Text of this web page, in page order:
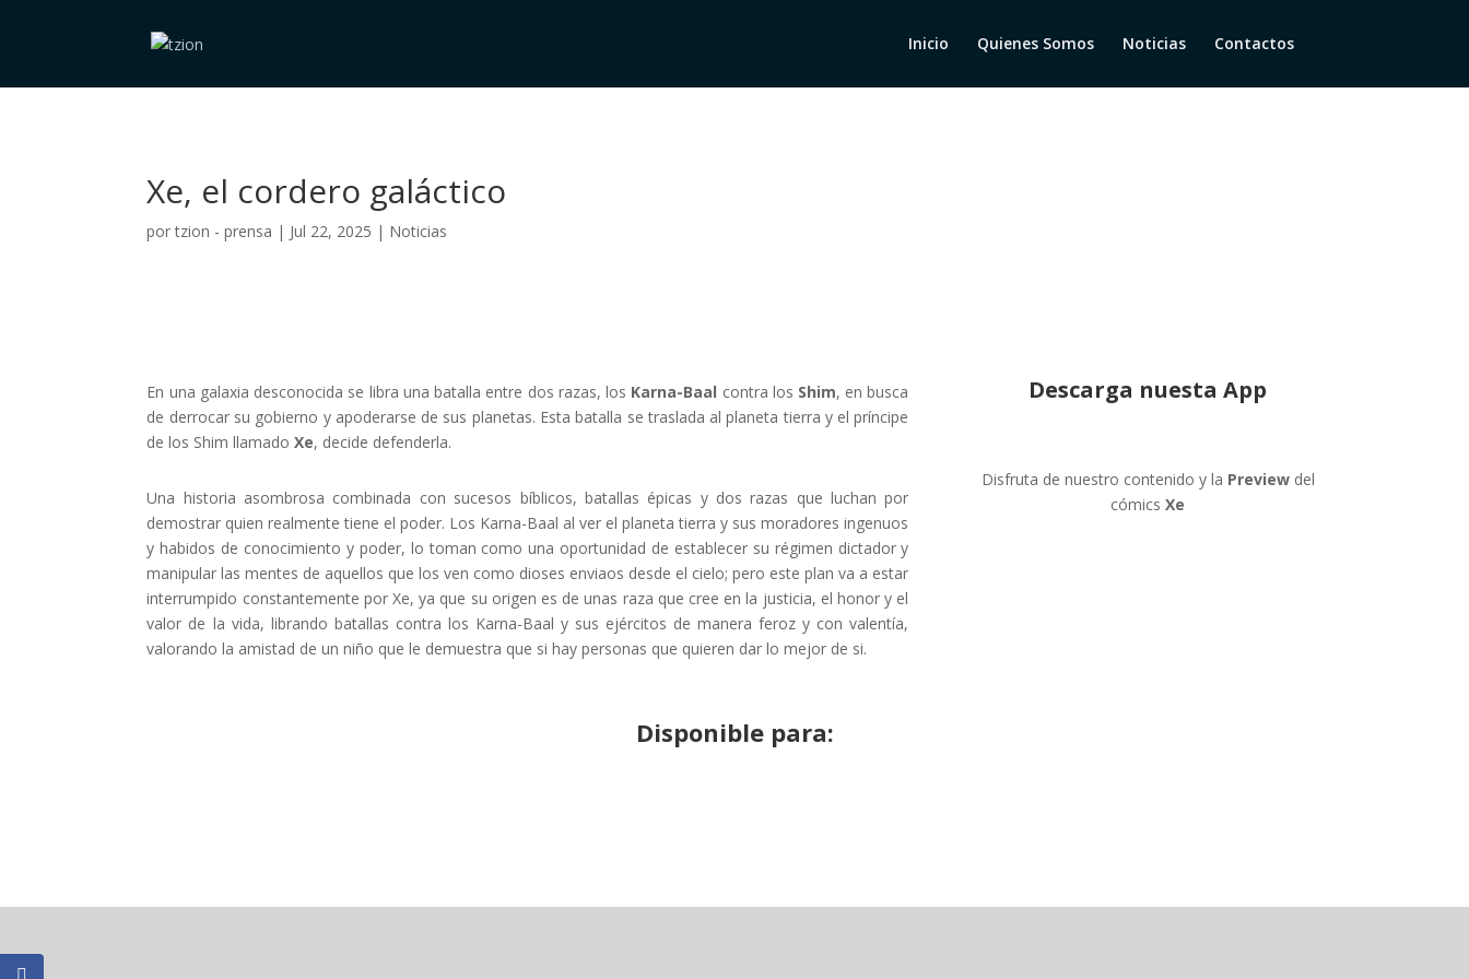
Inicio Quienes Somos Noticias Contactos
Xe, el cordero galáctico
portzion - prensa | Jul 22, 2025 | Noticias
En una galaxia desconocida se libra una batalla entre dos razas, los Karna-Baal contra los Shim, en busca
de derrocar su gobierno y apoderarse de sus planetas. Esta batalla se traslada al planeta tierra y el príncipe
de los Shim llamadoXe, decide defenderla.
Una historia asombrosa combinada con sucesos bíblicos, batallas épicas y dos razas que luchan por
demostrar quien realmente tiene el poder. Los Karna-Baal al ver el planeta tierra y sus moradores ingenuos
y habidos de conocimiento y poder, lo toman como una oportunidad de establecer su régimen dictador y
manipular las mentes de aquellos que los ven como dioses enviaos desde el cielo; pero este plan va a estar
interrumpido constantemente por Xe, ya que su origen es de unas raza que cree en la justicia, el honor y el
valor de la vida, librando batallas contra los Karna-Baal y sus ejércitos de manera feroz y con valentía,
valorando la amistad de un niño que le demuestra que si hay personas que quieren dar lo mejor de si.
Descarga nuesta App
Disfruta de nuestro contenido y la Previewdel
cómicsXe
Disponible para: